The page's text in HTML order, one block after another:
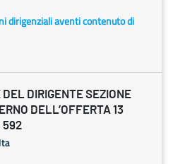
dirigenziali aventi contenuto di
DIRIGENTE SEZIONE
DELL’OFFERTA 13
592